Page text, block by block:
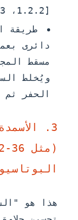
[1.2.2، 1.2.3].
طريقة
مسقط
ويُخلط
الحفر
3.
هذا هو